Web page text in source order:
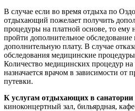
В случае если во время отдыха по
отдыхающий пожелает получить
процедуры на платной основе, то ему
пройти дополнительное обследование
дополнительную плату. В случае
обследования медицинские процедуры
Количество медицинских процедур на
назначается врачом в зависимости от
путевки.
К услугам отдыхающих в
киноконцертный зал, бильярдная,